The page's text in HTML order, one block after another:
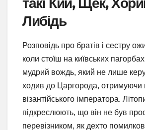
Либідь
Розповідь про братів і сестру
коли стоїш на київських
мудрий вождь, який не лише
ходив до Царгорода, отримуючи
візантійського імператора.
підкреслюють, що він не був
перевізником, як дехто